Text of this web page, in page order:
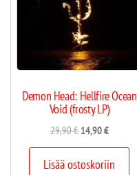
Demon Head: Hellfire Ocean
Void (frosty LP)
29,90€ 14,90€
Lisää ostoskoriin